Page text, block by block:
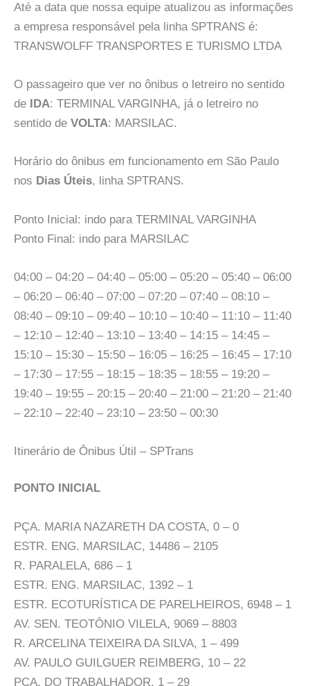
Até a data que nossa equipe atualizou as informações
a empresa responsável pela linha SPTRANS é:
TRANSWOLFF TRANSPORTES E TURISMO LTDA
O passageiro que ver no ônibus o letreiro no sentido
de
IDA: TERMINAL VARGINHA, já o letreiro no
sentido de VOLTA: MARSILAC.
Horário do ônibus em funcionamento em São Paulo
nos Dias Úteis, linha SPTRANS.
Ponto Inicial: indo para TERMINAL VARGINHA
Ponto Final: indo para MARSILAC
04:00 – 04:20 – 04:40 – 05:00 – 05:20 – 05:40 – 06:00
– 06:20 – 06:40 – 07:00 – 07:20 – 07:40 – 08:10 –
08:40 – 09:10 – 09:40 – 10:10 – 10:40 – 11:10 – 11:40
– 12:10 – 12:40 – 13:10 – 13:40 – 14:15 – 14:45 –
15:10 – 15:30 – 15:50 – 16:05 – 16:25 – 16:45 – 17:10
– 17:30 – 17:55 – 18:15 – 18:35 – 18:55 – 19:20 –
19:40 – 19:55 – 20:15 – 20:40 – 21:00 – 21:20 – 21:40
– 22:10 – 22:40 – 23:10 – 23:50 – 00:30
Itinerário de Ônibus Útil – SPTrans
PONTO INICIAL
PÇA. MARIA NAZARETH DA COSTA, 0 – 0
ESTR. ENG. MARSILAC, 14486 – 2105
R. PARALELA, 686 – 1
ESTR. ENG. MARSILAC, 1392 – 1
ESTR. ECOTURÍSTICA DE PARELHEIROS, 6948 – 1
AV. SEN. TEOTÔNIO VILELA, 9069 – 8803
R. ARCELINA TEIXEIRA DA SILVA, 1 – 499
AV. PAULO GUILGUER REIMBERG, 10 – 22
PÇA. DO TRABALHADOR, 1 – 29